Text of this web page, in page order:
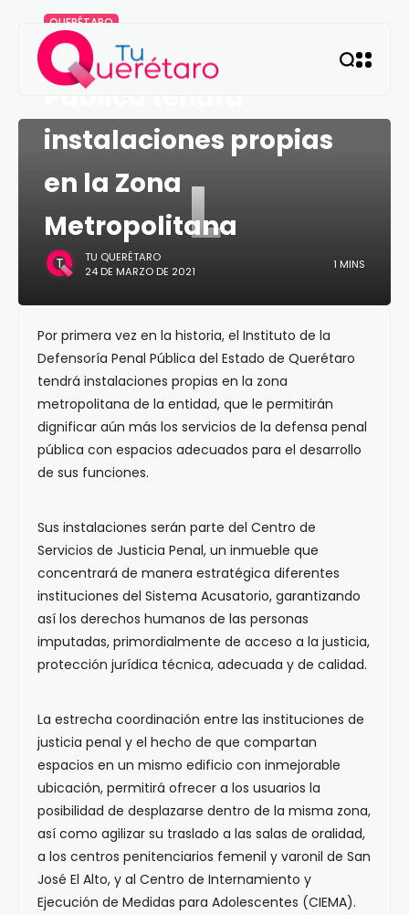
L
QUERÉTARO
La Defensoría Penal
Pública tendrá
instalaciones propias
en la Zona
Metropolitana
TU QUERÉTARO
24 DE MARZO DE 2021
1 MINS
Por primera vez en la historia, el Instituto de la
Defensoría Penal Pública del Estado de Querétaro
tendrá instalaciones propias en la zona
metropolitana de la entidad, que le permitirán
dignificar aún más los servicios de la defensa penal
pública con espacios adecuados para el desarrollo
de sus funciones.
Sus instalaciones serán parte del Centro de
Servicios de Justicia Penal, un inmueble que
concentrará de manera estratégica diferentes
instituciones del Sistema Acusatorio, garantizando
así los derechos humanos de las personas
imputadas, primordialmente de acceso a la justicia,
protección jurídica técnica, adecuada y de calidad.
La estrecha coordinación entre las instituciones de
justicia penal y el hecho de que compartan
espacios en un mismo edificio con inmejorable
ubicación, permitirá ofrecer a los usuarios la
posibilidad de desplazarse dentro de la misma zona,
así como agilizar su traslado a las salas de oralidad,
a los centros penitenciarios femenil y varonil de San
José El Alto, y al Centro de Internamiento y
Ejecución de Medidas para Adolescentes (CIEMA).